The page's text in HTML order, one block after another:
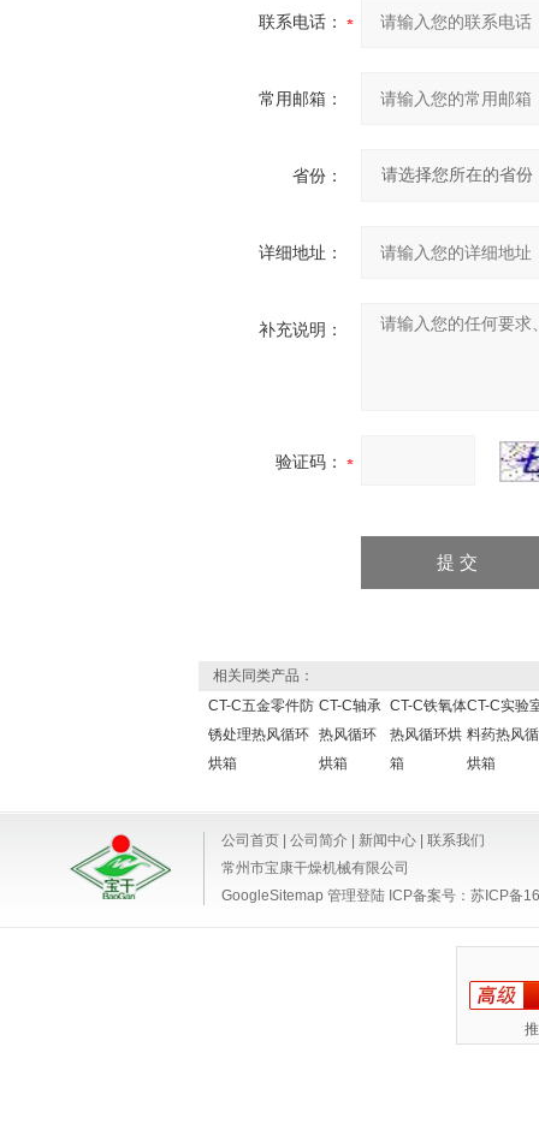
联系电话：
常用邮箱：
省份：
详细地址：
补充说明：
验证码：
相关同类产品：
CT-C五金零件防
锈处理热风循环
烘箱
CT-C轴承
热风循环
烘箱
CT-C铁氧体
热风循环烘
箱
CT-C实验
料药热风
烘箱
公司首页 公司简介 新闻中心
联系我们
常州市宝康干燥机械有限公司
GoogleSitemap 管理登陆 ICP备案号： 苏ICP备